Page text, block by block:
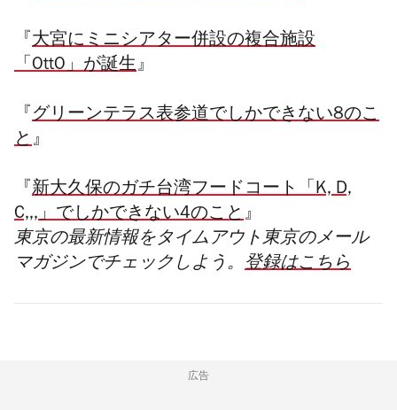
『 大宮にミニシアター併設の複合施設
「OttO」が誕生』
『 グリーンテラス表参道でしかできない8のこ
と』
『 新大久保のガチ台湾フードコート「K, D,
C,,,」でしかできない4のこと』
東京の最新情報をタイムアウト東京のメール
マガジンでチェックしよう。 登録はこちら
広告